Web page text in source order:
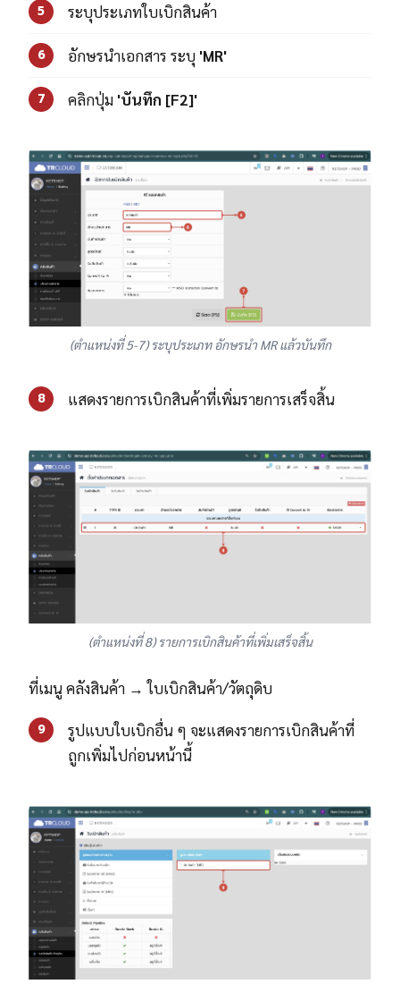
5 ระบุประเภทใบเบิกสินค้า
6 อักษรนำเอกสาร ระบุ 'MR'
7 คลิกปุ่ม 'บันทึก [F2]'
(ตำแหน่งที่ 5-7) ระบุประเภท อักษรนำ MR แล้วบันทึก
8 แสดงรายการเบิกสินค้าที่เพิ่มรายการเสร็จสิ้น
(ตำแหน่งที่ 8) รายการเบิกสินค้าที่เพิ่มเสร็จสิ้น
ที่เมนู คลังสินค้า → ใบเบิกสินค้า/วัตถุดิบ
9
รูปแบบใบเบิกอื่น ๆ จะแสดงรายการเบิกสินค้าที่
ถูกเพิ่มไปก่อนหน้านี้